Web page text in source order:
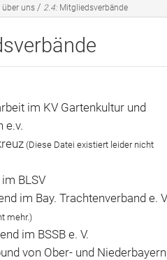
über uns / 2.4: Mitgliedsverbände
im KV Gartenkultur und
e.v.
(Diese Datei existiert leider nicht
BLSV
im Bay. Trachtenverband e.
mehr.)
im BSSB e. V.
von Ober- und Niederbayern